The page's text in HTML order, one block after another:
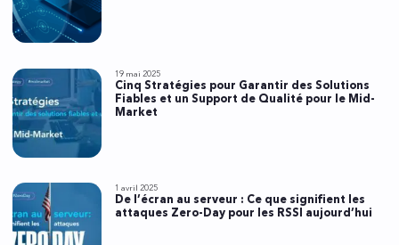
19 mai 2025
Cinq Stratégies pour Garantir des Solutions
Fiables et un Support de Qualité pour le Mid-
Market
1 avril 2025
De l’écran au serveur : Ce que signifient les
attaques Zero-Day pour les RSSI aujourd’hui